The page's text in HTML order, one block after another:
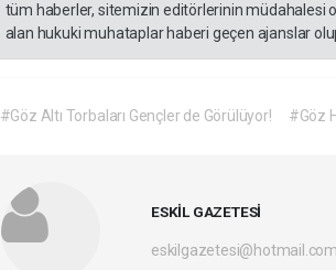
tüm haberler, sitemizin editörlerinin müdahalesi
alan hukuki muhataplar haberi geçen ajanslar
#Göz Altı Torbaları Gençler de Görülüyor! #Göz
ESKİL GAZETESİ
eskilgazetesi@hotmail.com